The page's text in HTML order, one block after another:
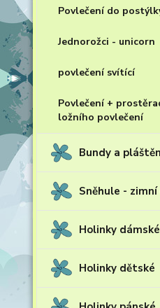
Povlečení do
Jednorožci - unicorn
povlečení svítící
Povlečení +
ložního povlečení
Bundy a
Sněhule - zimní
Holinky dámské
Holinky dětské